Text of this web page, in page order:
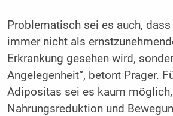
Problematisch sei es auch,
immer nicht als
Erkrankung gesehen wird,
Angelegenheit“, betont Prager.
Adipositas sei es kaum
Nahrungsreduktion und